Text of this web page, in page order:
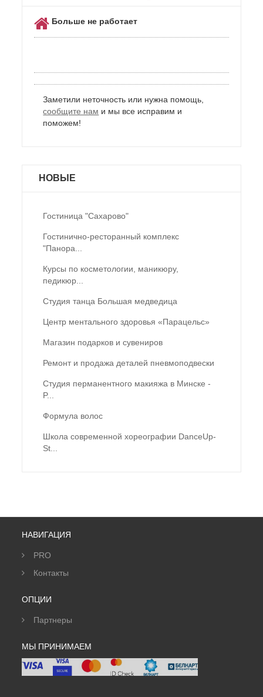
Больше не работает
Заметили неточность или нужна помощь,
сообщите нам и мы все исправим и
поможем!
НОВЫЕ
Гостиница "Сахарово"
Гостинично-ресторанный комплекс
"Панора...
Курсы по косметологии, маникюру,
педикюр...
Студия танца Большая медведица
Центр ментального здоровья «Парацельс»
Магазин подарков и сувениров
Ремонт и продажа деталей пневмоподвески
Студия перманентного макияжа в Минске -
P...
Формула волос
Школа современной хореографии DanceUp-
St...
НАВИГАЦИЯ
PRO
Контакты
ОПЦИИ
Партнеры
МЫ ПРИНИМАЕМ